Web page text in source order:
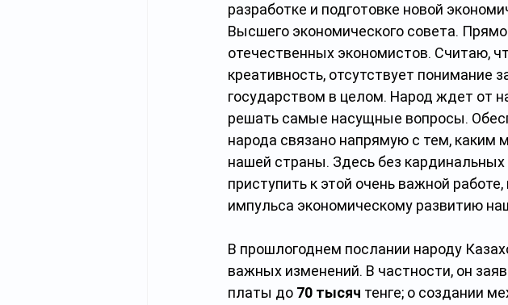
разработке и подготовке новой
Высшего экономического совета.
отечественных экономистов. Считаю,
креативность, отсутствует понимание
государством в целом. Народ ждет от
решать самые насущные вопросы.
народа связано напрямую с тем, каким
нашей страны. Здесь без
приступить к этой очень важной
импульса экономическому развитию
В прошлогоднем послании народу
важных изменений. В частности, он
платы до 70 тысяч тенге; о создании